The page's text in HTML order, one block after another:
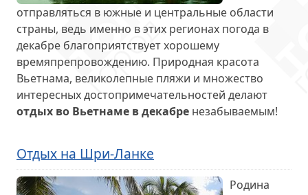
отправляться в южные и центральные области
страны, ведь именно в этих регионах погода в
декабре благоприятствует хорошему
времяпрепровождению. Природная красота
Вьетнама, великолепные пляжи и множество
интересных достопримечательностей делают
отдых во Вьетнаме в декабре незабываемым!
Отдых на Шри-Ланке
Родина